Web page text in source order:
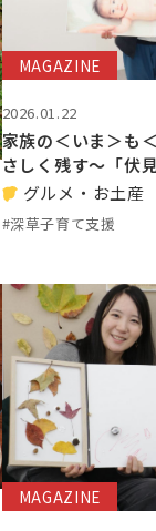
MAGAZINE
2026.01.22
家族の＜いま＞も
さしく残す～「伏
グルメ・お土産
#深草子育て支援
MAGAZINE